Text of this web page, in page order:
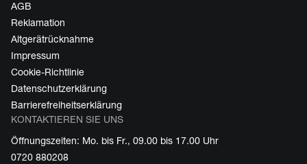
AGB
Reklamation
Altgerätrücknahme
Impressum
Cookie-Richtlinie
Datenschutzerklärung
Barrierefreiheitserklärung
KONTAKTIEREN SIE UNS
Öffnungszeiten: Mo. bis Fr., 09.00 bis 17.00 Uhr
0720 880208